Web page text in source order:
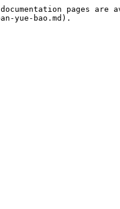
pages are
yue-bao.md).